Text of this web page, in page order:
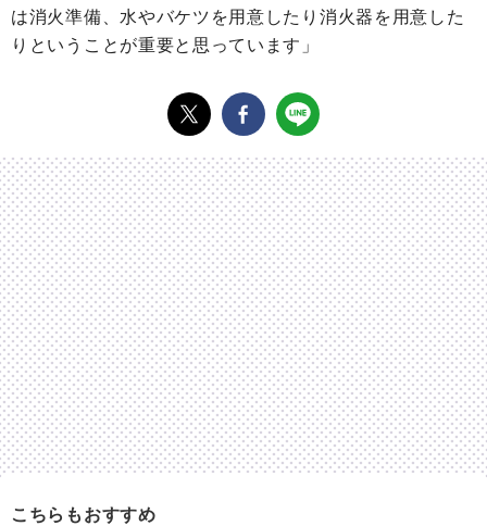
は消火準備、水やバケツを用意したり消火器を用意した
りということが重要と思っています」
こちらもおすすめ